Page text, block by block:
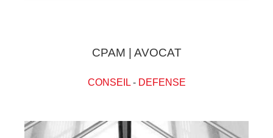
CPAM | AVOCAT
CONSEIL- DEFENSE